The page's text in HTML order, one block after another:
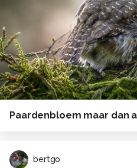
bertgo